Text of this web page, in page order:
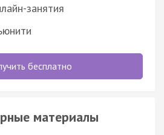
занятия
бесплатно
материалы